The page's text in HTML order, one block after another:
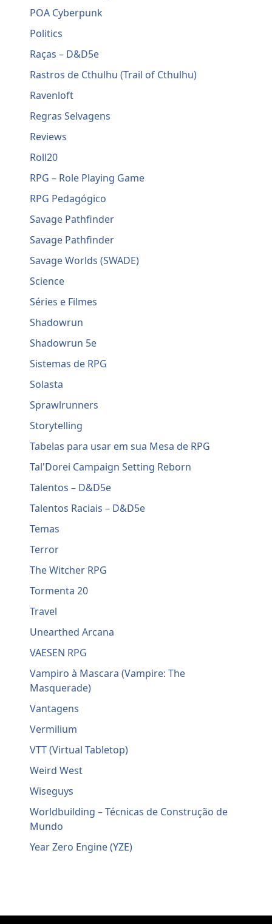
POA Cyberpunk
Politics
Raças – D&D5e
Rastros de Cthulhu (Trail of Cthulhu)
Ravenloft
Regras Selvagens
Reviews
Roll20
RPG – Role Playing Game
RPG Pedagógico
Savage Pathfinder
Savage Pathfinder
Savage Worlds (SWADE)
Science
Séries e Filmes
Shadowrun
Shadowrun 5e
Sistemas de RPG
Solasta
Sprawlrunners
Storytelling
Tabelas para usar em sua Mesa de RPG
Tal'Dorei Campaign Setting Reborn
Talentos – D&D5e
Talentos Raciais – D&D5e
Temas
Terror
The Witcher RPG
Tormenta 20
Travel
Unearthed Arcana
VAESEN RPG
Vampiro à Mascara (Vampire: The
Masquerade)
Vantagens
Vermilium
VTT (Virtual Tabletop)
Weird West
Wiseguys
Worldbuilding – Técnicas de Construção de
Mundo
Year Zero Engine (YZE)